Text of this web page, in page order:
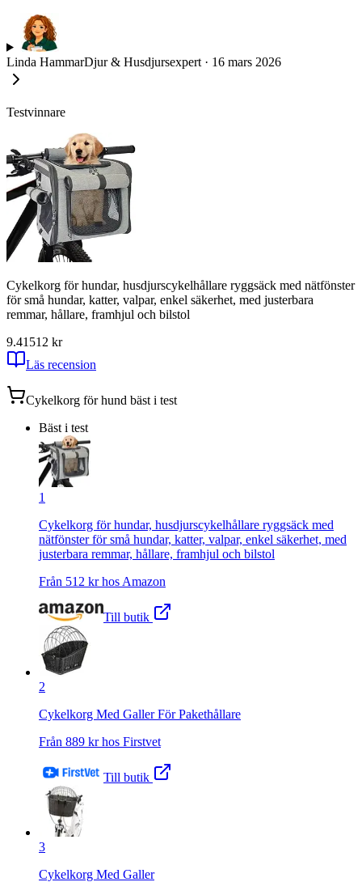
Linda HammarDjur & Husdjursexpert · 16 mars 2026
Testvinnare
Cykelkorg för hundar, husdjurscykelhållare ryggsäck med nätfönster
för små hundar, katter, valpar, enkel säkerhet, med justerbara
remmar, hållare, framhjul och bilstol
9.41 512 kr
Läs recension
Cykelkorg för hund bäst i test
Bäst i test
1
Cykelkorg för hundar, husdjurscykelhållare ryggsäck med
nätfönster för små hundar, katter, valpar, enkel säkerhet, med
justerbara remmar, hållare, framhjul och bilstol
Från 512 kr hos Amazon
Till butik
2
Cykelkorg Med Galler För Pakethållare
Från 889 kr hos Firstvet
Till butik
3
Cykelkorg Med Galler